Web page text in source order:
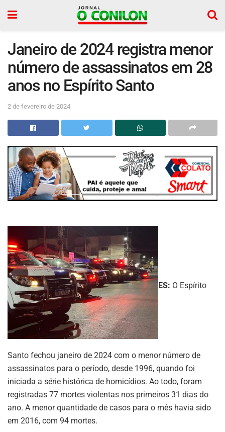
Janeiro de 2024 registra menor
número de assassinatos em 28
anos no Espírito Santo
2 de fevereiro de 2024
ES: O Espírito
Santo fechou janeiro de 2024 com o menor número de
assassinatos para o período, desde 1996, quando foi
iniciada a série histórica de homicídios. Ao todo, foram
registradas 77 mortes violentas nos primeiros 31 dias do
ano. A menor quantidade de casos para o mês havia sido
em 2016, com 94 mortes.